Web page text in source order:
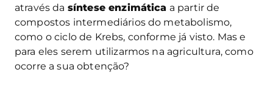
através da síntese enzimática a partir de
compostos intermediários do metabolismo,
como o ciclo de Krebs, conforme já visto. Mas e
para eles serem utilizarmos na agricultura, como
ocorre a sua obtenção?